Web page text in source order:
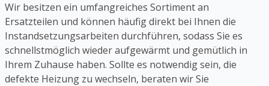
Wir besitzen ein umfangreiches Sortiment an
Ersatzteilen und können häufig direkt bei Ihnen die
Instandsetzungsarbeiten durchführen, sodass Sie es
schnellstmöglich wieder aufgewärmt und gemütlich in
Ihrem Zuhause haben. Sollte es notwendig sein, die
defekte Heizung zu wechseln, beraten wir Sie